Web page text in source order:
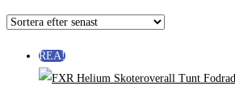
REA!